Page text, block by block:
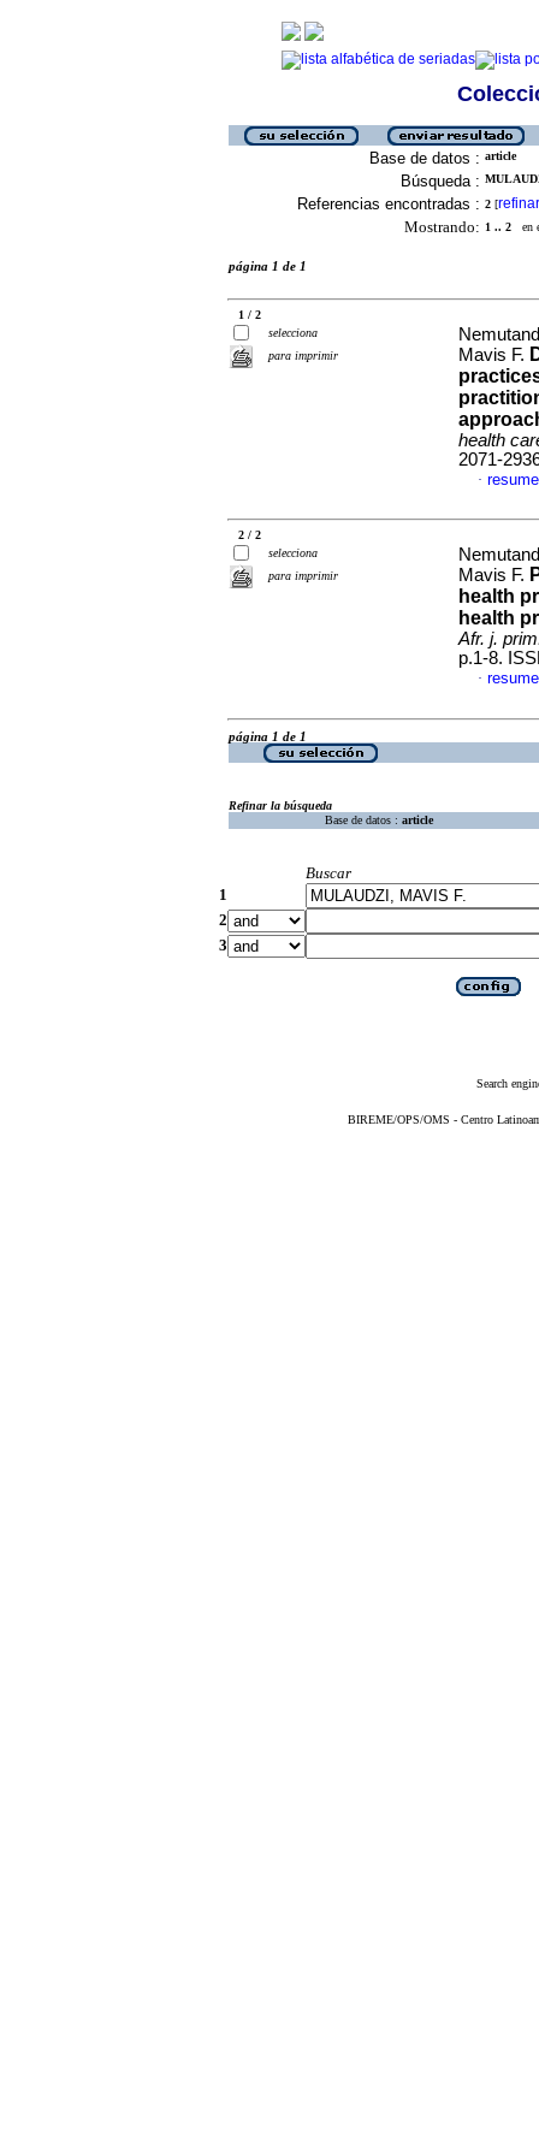
Base de datos : article
Búsqueda :
Referencias encontradas : 2 [refinar
Mostrando: 1 .. 2 en
página 1 de 1
1 / 2
selecciona
para imprimir
Mavis F.
health
2071-
·
2 / 2
selecciona
para imprimir
Mavis F.
health
health
Afr. j.
p.1-8.
·
página 1 de 1
Refinar la búsqueda
Base de datos : article
Buscar
1
2
3
Search
BIREME/OPS/OMS - Centro